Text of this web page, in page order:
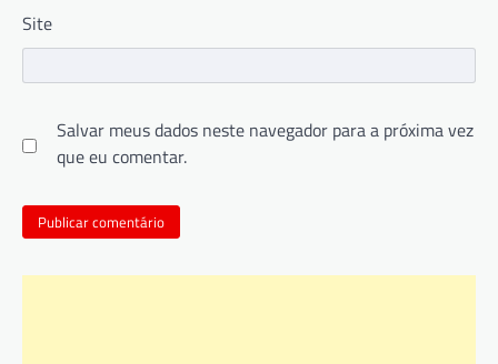
Site
Salvar meus dados neste navegador para a próxima vez
que eu comentar.